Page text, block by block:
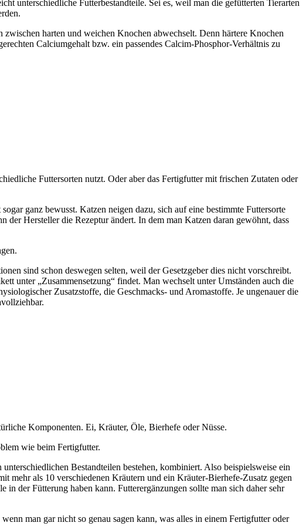
unterschiedliche Futterbestandteile. Sei es, weil man die gefütterten Tierarten
harten und weichen Knochen abwechselt. Denn härtere Knochen
Calciumgehalt bzw. ein passendes Calcim-Phosphor-Verhältnis zu
Futtersorten nutzt. Oder aber das Fertigfutter mit frischen Zutaten oder
ganz bewusst. Katzen neigen dazu, sich auf eine bestimmte Futtersorte
Hersteller die Rezeptur ändert. In dem man Katzen daran gewöhnt, dass
sind schon deswegen selten, weil der Gesetzgeber dies nicht vorschreibt.
unter „Zusammensetzung“ findet. Man wechselt unter Umständen auch die
Zusatzstoffe, die Geschmacks- und Aromastoffe. Je ungenauer die
Komponenten. Ei, Kräuter, Öle, Bierhefe oder Nüsse.
wie beim Fertigfutter.
Bestandteilen bestehen, kombiniert. Also beispielsweise ein
als 10 verschiedenen Kräutern und ein Kräuter-Bierhefe-Zusatz gegen
der Fütterung haben kann. Futterergänzungen sollte man sich daher sehr
man gar nicht so genau sagen kann, was alles in einem Fertigfutter oder